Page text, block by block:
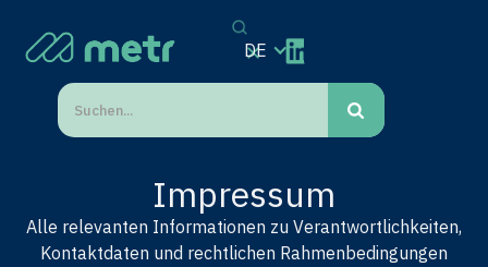
DE
Impressum
Alle relevanten Informationen zu Verantwortlichkeiten,
Kontaktdaten und rechtlichen Rahmenbedingungen